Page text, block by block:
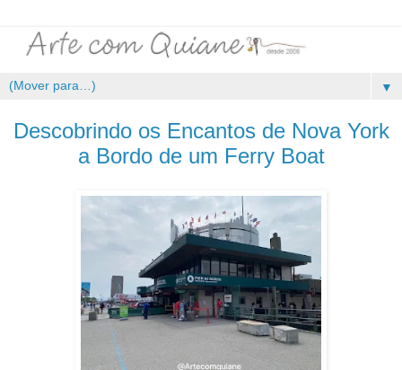
▼
Descobrindo os Encantos de Nova York
a Bordo de um Ferry Boat